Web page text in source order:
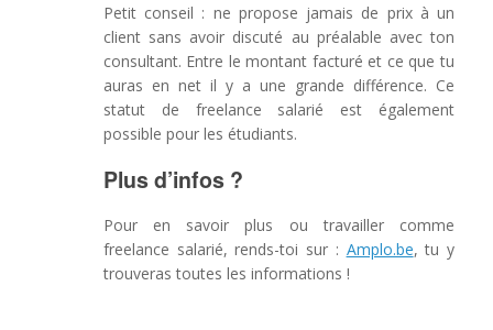
Petit conseil : ne propose jamais de prix à un
client sans avoir discuté au préalable avec ton
consultant. Entre le montant facturé et ce que tu
auras en net il y a une grande différence. Ce
statut de freelance salarié est également
possible pour les étudiants.
Plus d’infos ?
Pour en savoir plus ou travailler comme
freelance salarié, rends-toi sur : Amplo.be, tu y
trouveras toutes les informations !